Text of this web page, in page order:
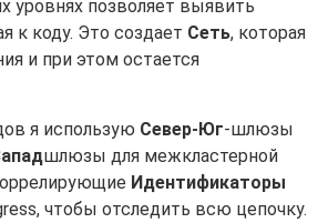
уровнях позволяет выявить
к коду. Это создает Сеть, которая
и при этом остается
я использую Север-Юг-шлюзы
шлюзы для межкластерной
Идентификаторы
чтобы отследить всю цепочку.